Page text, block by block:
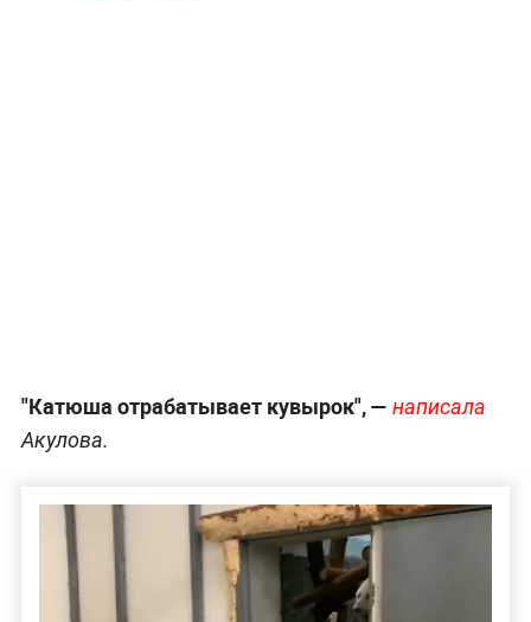
"Катюша отрабатывает кувырок", — написала
Акулова.